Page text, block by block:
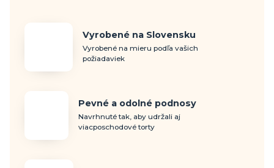
Vyrobené na Slovensku
Vyrobené na mieru podľa vašich
požiadaviek
Pevné a odolné podnosy
Navrhnuté tak, aby udržali aj
viacposchodové torty